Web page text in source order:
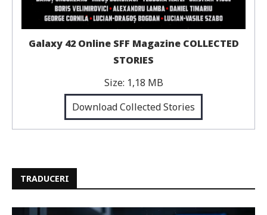
Galaxy 42 Online SFF Magazine COLLECTED
STORIES
Size: 1,18 MB
Download Collected Stories
TRADUCERI